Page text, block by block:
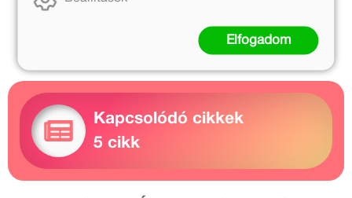
Kapcsolódó cikkek
5 cikk
Elfogadom